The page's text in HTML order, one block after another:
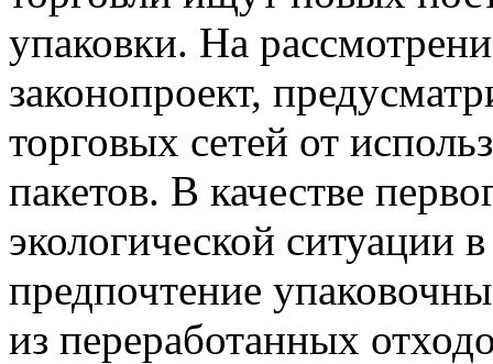
упаковки. На
законопроект,
торговых сетей от
пакетов. В качестве
экологической ситуации
предпочтение
из переработанных